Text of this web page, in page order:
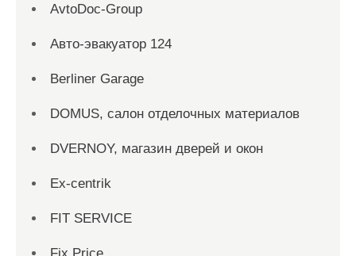
AvtoDoc-Group
Aвто-эвакуатор 124
Berliner Garage
DOMUS, салон отделочных материалов
DVERNOY, магазин дверей и окон
Ex-centrik
FIT SERVICE